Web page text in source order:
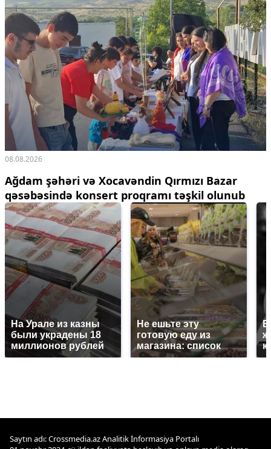
08.08.2026
Ağdam şəhəri və Xocavəndin Qırmızı Bazar
qəsəbəsində konsert proqramı təşkil olunub
На Урале из казны
были украдены 18
миллионов рублей
Не ешьте эту
готовую еду из
магазина: список
В
Saytın adı: Crossmedia.az Analitik İnformasiya Portalı